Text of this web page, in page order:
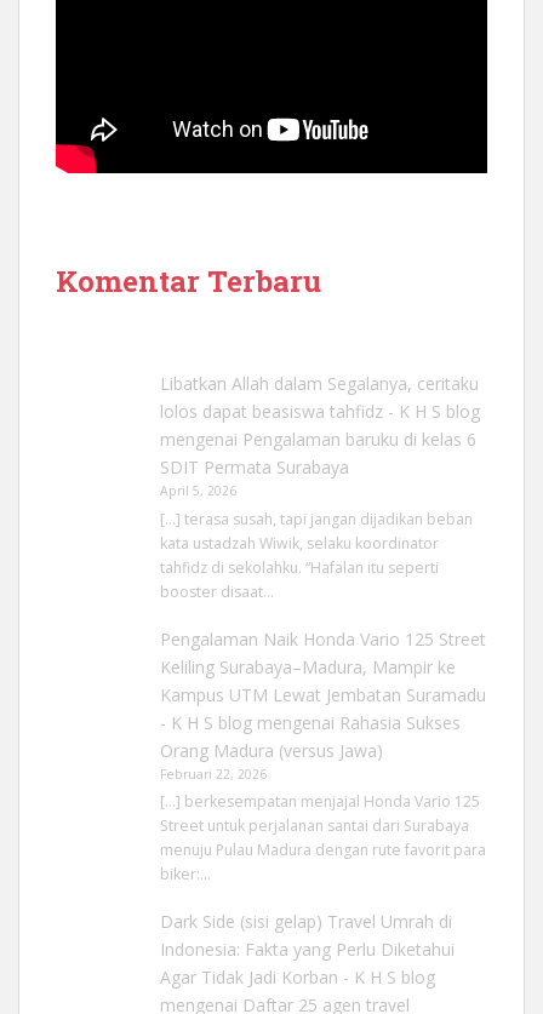
Komentar Terbaru
Libatkan Allah dalam Segalanya, ceritaku
lolos dapat beasiswa tahfidz - K H S blog
mengenai Pengalaman baruku di kelas 6
SDIT Permata Surabaya
April 5, 2026
[…] terasa susah, tapi jangan dijadikan beban
kata ustadzah Wiwik, selaku koordinator
tahfidz di sekolahku. “Hafalan itu seperti
booster disaat…
Pengalaman Naik Honda Vario 125 Street
Keliling Surabaya–Madura, Mampir ke
Kampus UTM Lewat Jembatan Suramadu
- K H S blogmengenai Rahasia Sukses
Orang Madura (versus Jawa)
Februari 22, 2026
[…] berkesempatan menjajal Honda Vario 125
Street untuk perjalanan santai dari Surabaya
menuju Pulau Madura dengan rute favorit para
biker:…
Dark Side (sisi gelap) Travel Umrah di
Indonesia: Fakta yang Perlu Diketahui
Agar Tidak Jadi Korban - K H S blog
mengenai Daftar 25 agen travel